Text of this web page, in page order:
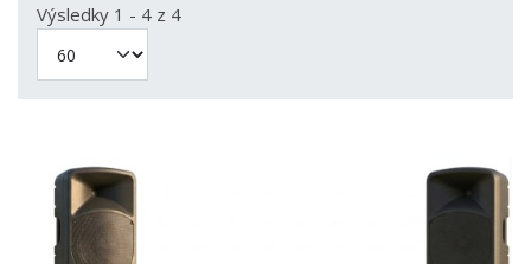
Výsledky 1 - 4 z 4